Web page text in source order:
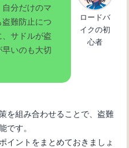
分だけのマ
難防止につ
サドルが盗
いのも大切
ロードバ
イクの初
心者
を組み合わせることで、盗難
す。
イントをまとめておきましょ